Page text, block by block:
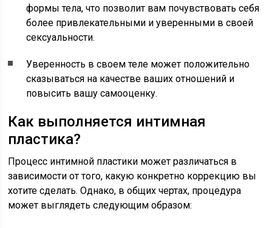
формы тела, что позволит вам почувствовать себя
более привлекательными и уверенными в своей
сексуальности.
Уверенность в своем теле может положительно
сказываться на качестве ваших отношений и
повысить вашу самооценку.
Как выполняется интимная
пластика?
Процесс интимной пластики может различаться в
зависимости от того, какую конкретно коррекцию вы
хотите сделать. Однако, в общих чертах, процедура
может выглядеть следующим образом: